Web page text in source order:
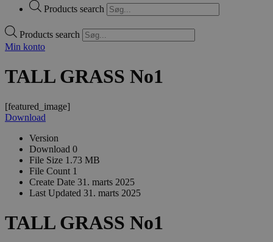
Products search
Products search
Min konto
TALL GRASS No1
[featured_image]
Download
Version
Download 0
File Size 1.73 MB
File Count 1
Create Date 31. marts 2025
Last Updated 31. marts 2025
TALL GRASS No1